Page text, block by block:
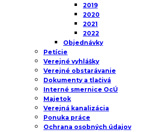
2019
2020
2021
2022
Objednávky
Petície
Verejné vyhlášky
Verejné obstarávanie
Dokumenty a tlačivá
Interné smernice OcÚ
Majetok
Verejná kanalizácia
Ponuka práce
Ochrana osobných údajov